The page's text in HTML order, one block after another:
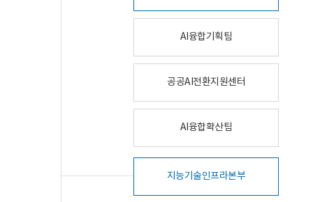
AI융합기획팀
공공AI전환지원센터
AI융합확산팀
지능기술인프라본부